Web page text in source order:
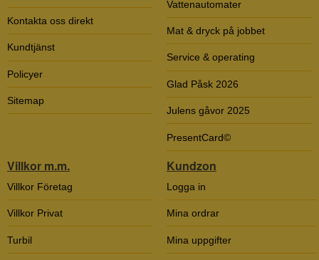
Kontakta oss direkt
Kundtjänst
Policyer
Sitemap
Vattenautomater
Mat & dryck på jobbet
Service & operating
Glad Påsk 2026
Julens gåvor 2025
PresentCard©
Villkor m.m.
Villkor Företag
Villkor Privat
Turbil
Kundzon
Logga in
Mina ordrar
Mina uppgifter